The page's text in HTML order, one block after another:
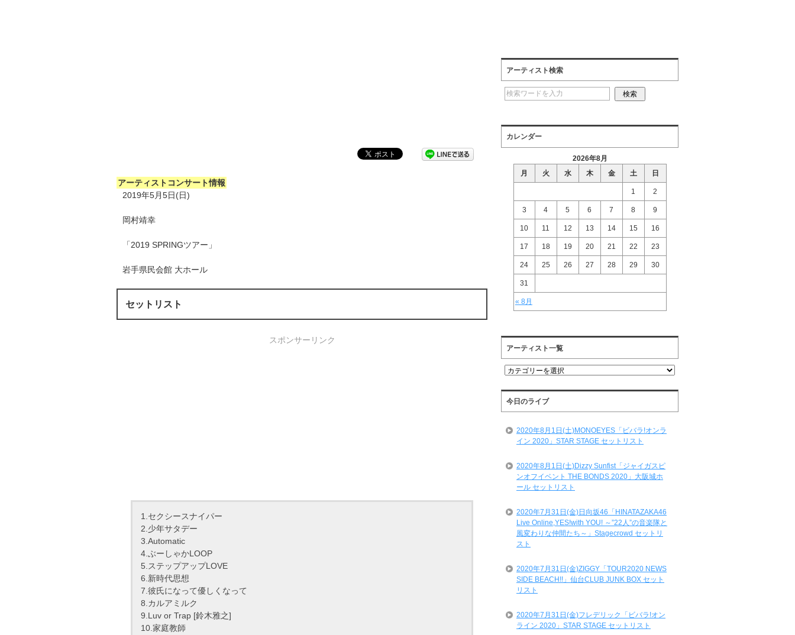
アーティストコンサート情報
2019年5月5日(日)
岡村靖幸
「2019 SPRINGツアー」
岩手県民会館 大ホール
セットリスト
スポンサーリンク
1.セクシースナイパー
2.少年サタデー
3.Automatic
4.ぶーしゃかLOOP
5.ステップアップLOVE
6.新時代思想
7.彼氏になって優しくなって
8.カルアミルク
9.Luv or Trap [鈴木雅之]
10.家庭教師
アーティスト検索
カレンダー
2026年8月
月
火 水 木 金 土 日
« 8月
1 2
3 4 5 6 7 8 9
10 11 12 13 14 15 16
17 18 19 20 21 22 23
24 25 26 27 28 29 30
31
アーティスト一覧
ア
テ
ィ
ス
一
今日のライブ
2020年8月1日(土)MONOEYES「ビバラ!オンラ
イン 2020」STAR STAGE セットリスト
2020年8月1日(土)Dizzy Sunfist「ジャイガスピ
ンオフイベント THE BONDS 2020」大阪城ホ
ール セットリスト
2020年7月31日(金)日向坂46「HINATAZAKA46
Live Online,YES!with YOU! ～”22人”の音楽隊と
風変わりな仲間たち～」Stagecrowd セットリ
スト
2020年7月31日(金)ZIGGY「TOUR2020 NEWS
SIDE BEACH!!」仙台CLUB JUNK BOX セット
リスト
2020年7月31日(金)フレデリック「ビバラ!オン
ライン 2020」STAR STAGE セットリスト